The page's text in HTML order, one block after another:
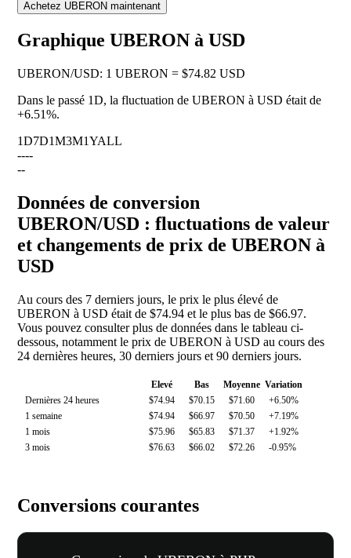
Achetez UBERON maintenant
Graphique UBERON à USD
UBERON/USD: 1 UBERON = $74.82 USD
Dans le passé 1D, la fluctuation de UBERON à USD était de
+6.51%.
1D7D1M3M1YALL
----
--
Données de conversion
UBERON/USD : fluctuations de valeur
et changements de prix de UBERON à
USD
Au cours des 7 derniers jours, le prix le plus élevé de
UBERON à USD était de $74.94 et le plus bas de $66.97.
Vous pouvez consulter plus de données dans le tableau ci-
dessous, notamment le prix de UBERON à USD au cours des
24 dernières heures, 30 derniers jours et 90 derniers jours.
Elevé Bas Moyenne Variation
Dernières 24 heures
$74.94 $70.15 $71.60
+6.50%
1 semaine
$74.94 $66.97 $70.50
+7.19%
1 mois
$75.96 $65.83 $71.37
+1.92%
3 mois
$76.63 $66.02 $72.26 -0.95%
Conversions courantes